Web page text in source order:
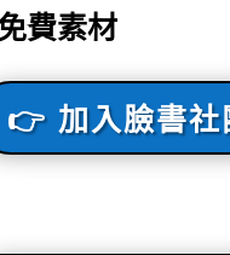
費素材
👉 加入臉書社